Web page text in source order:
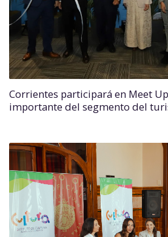
Corrientes participará en Meet
importante del segmento del